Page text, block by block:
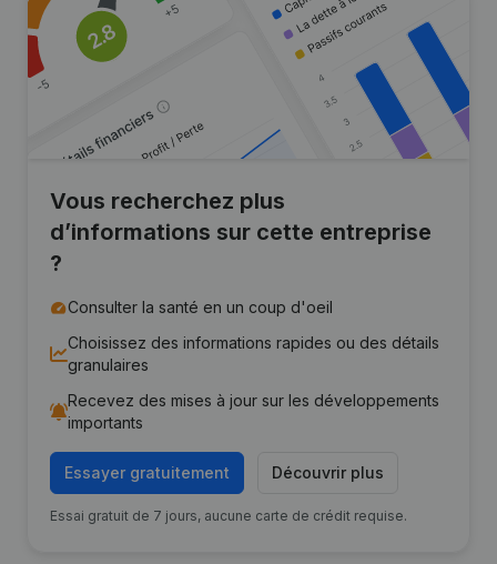
Vous recherchez plus
d’informations sur cette entreprise
?
Consulter la santé en un coup d'oeil
Choisissez des informations rapides ou des détails
granulaires
Recevez des mises à jour sur les développements
importants
Essayer gratuitement Découvrir plus
Essai gratuit de 7 jours, aucune carte de crédit requise.